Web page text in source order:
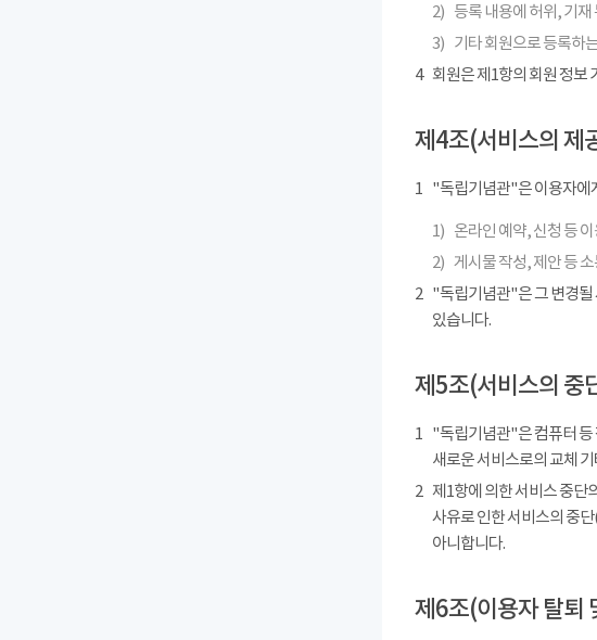
2) 등록 내용에 허위, 기
3) 기타 회원으로 등록하
4
회원은 제1항의 회원 정보
제4조(서비스의 제
1 "독립기념관"은 이용자에
1) 온라인 예약, 신청 등
2) 게시물 작성, 제안 등
2 "독립기념관"은 그 변경될
있습니다.
제5조(서비스의 중
1 "독립기념관"은 컴퓨터 등
새로운 서비스로의 교체
2 제1항에 의한 서비스 중단
사유로 인한 서비스의 중
아니합니다.
제6조(이용자 탈퇴